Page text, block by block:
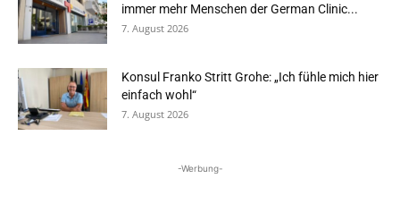
immer mehr Menschen der German Clinic...
7. August 2026
Konsul Franko Stritt Grohe: „Ich fühle mich hier
einfach wohl“
7. August 2026
-Werbung-